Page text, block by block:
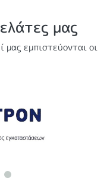
μας
μας εμπιστεύονται οι